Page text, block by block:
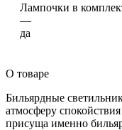
Лампочки в
—
да
О товаре
Бильярдные
атмосферу
присуща именно